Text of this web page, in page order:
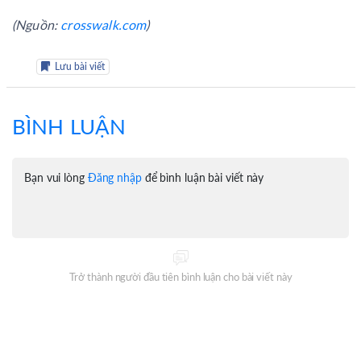
(Nguồn: crosswalk.com)
Lưu bài viết
BÌNH LUẬN
Bạn vui lòng Đăng nhậpđể bình luận bài viết này
Trở thành người đầu tiên bình luận cho bài viết này